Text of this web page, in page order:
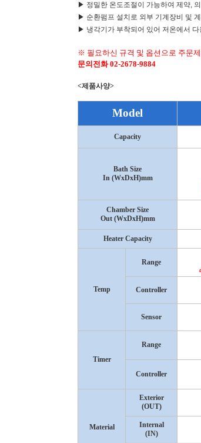
▶ 정밀한 온도조절이 가능하여 제약,
▶ 순환펌프 설치로 외부 기계장비 및
▶ 냉각기가 부착되어 있어 저온에서
※ 필요하신 규격 및 옵션으로 주문
문의전화 02-2678-9884
<제품사양>
Model
Capacity
Bath Size
In (WxDxH)mm
Chamber Size
Out (WxDxH)mm
Heater Capacity
Temp
Range
Controller
Sensor
Timer
Range
Controller
Material
Exterior
(OUT)
Internal
(IN)